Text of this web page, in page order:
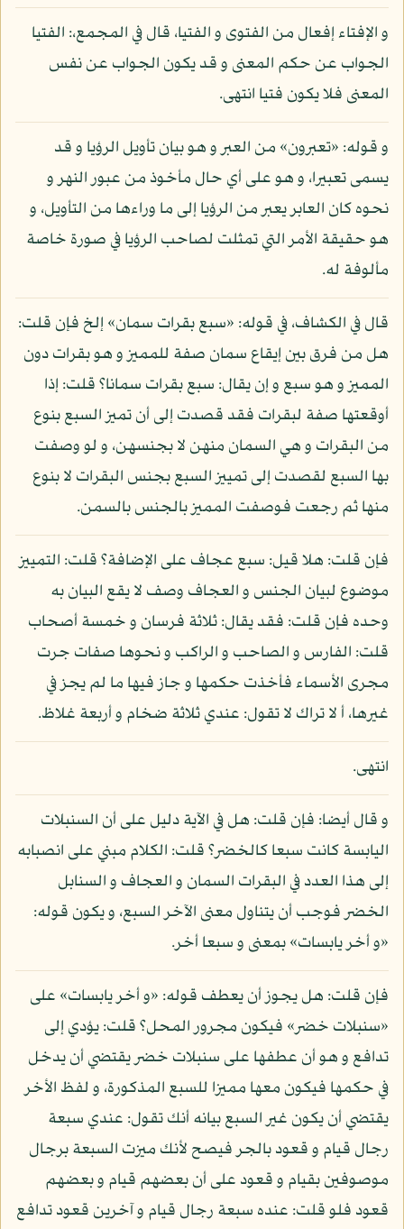
و الإفتاء إفعال من الفتوى و الفتيا، قال في المجمع،: الفتيا
الجواب عن حكم المعنى و قد يكون الجواب عن نفس
المعنى فلا يكون فتيا انتهى.
و قوله: «تعبرون» من العبر و هو بيان تأويل الرؤيا و قد
يسمى تعبيرا، و هو على أي حال مأخوذ من عبور النهر و
نحوه كان العابر يعبر من الرؤيا إلى ما وراءها من التأويل، و
هو حقيقة الأمر التي تمثلت لصاحب الرؤيا في صورة خاصة
مألوفة له.
قال في الكشاف، في قوله: «سبع بقرات سمان» إلخ فإن قلت:
هل من فرق بين إيقاع سمان صفة للمميز و هو بقرات دون
المميز و هو سبع و إن يقال: سبع بقرات سمانا؟ قلت: إذا
أوقعتها صفة لبقرات فقد قصدت إلى أن تميز السبع بنوع
من البقرات و هي السمان منهن لا بجنسهن، و لو وصفت
بها السبع لقصدت إلى تمييز السبع بجنس البقرات لا بنوع
منها ثم رجعت فوصفت المميز بالجنس بالسمن.
فإن قلت: هلا قيل: سبع عجاف على الإضافة؟ قلت: التمييز
موضوع لبيان الجنس و العجاف وصف لا يقع البيان به
وحده فإن قلت: فقد يقال: ثلاثة فرسان و خمسة أصحاب
قلت: الفارس و الصاحب و الراكب و نحوها صفات جرت
مجرى الأسماء فأخذت حكمها و جاز فيها ما لم يجز في
غيرها، أ لا تراك لا تقول: عندي ثلاثة ضخام و أربعة غلاظ.
انتهى.
و قال أيضا: فإن قلت: هل في الآية دليل على أن السنبلات
اليابسة كانت سبعا كالخضر؟ قلت: الكلام مبني على انصبابه
إلى هذا العدد في البقرات السمان و العجاف و السنابل
الخضر فوجب أن يتناول معنى الآخر السبع، و يكون قوله:
«و أخر يابسات» بمعنى و سبعا أخر.
فإن قلت: هل يجوز أن يعطف قوله: «و أخر يابسات» على
«سنبلات خضر» فيكون مجرور المحل؟ قلت: يؤدي إلى
تدافع و هو أن عطفها على سنبلات خضر يقتضي أن يدخل
في حكمها فيكون معها مميزا للسبع المذكورة، و لفظ الأخر
يقتضي أن يكون غير السبع بيانه أنك تقول: عندي سبعة
رجال قيام و قعود بالجر فيصح لأنك ميزت السبعة برجال
موصوفين بقيام و قعود على أن بعضهم قيام و بعضهم
قعود فلو قلت: عنده سبعة رجال قيام و آخرين قعود تدافع